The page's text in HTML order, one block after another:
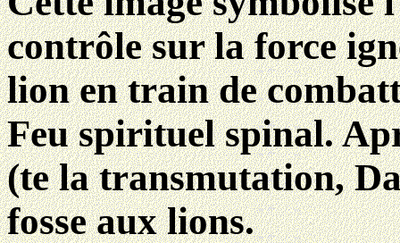
contrôle sur la force
lion en train de
Feu spirituel spinal.
(te la transmutation,
fosse aux lions.